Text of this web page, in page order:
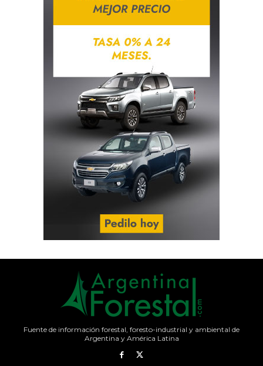
Fuente de información forestal, foresto-industrial y ambiental de
Argentina y América Latina